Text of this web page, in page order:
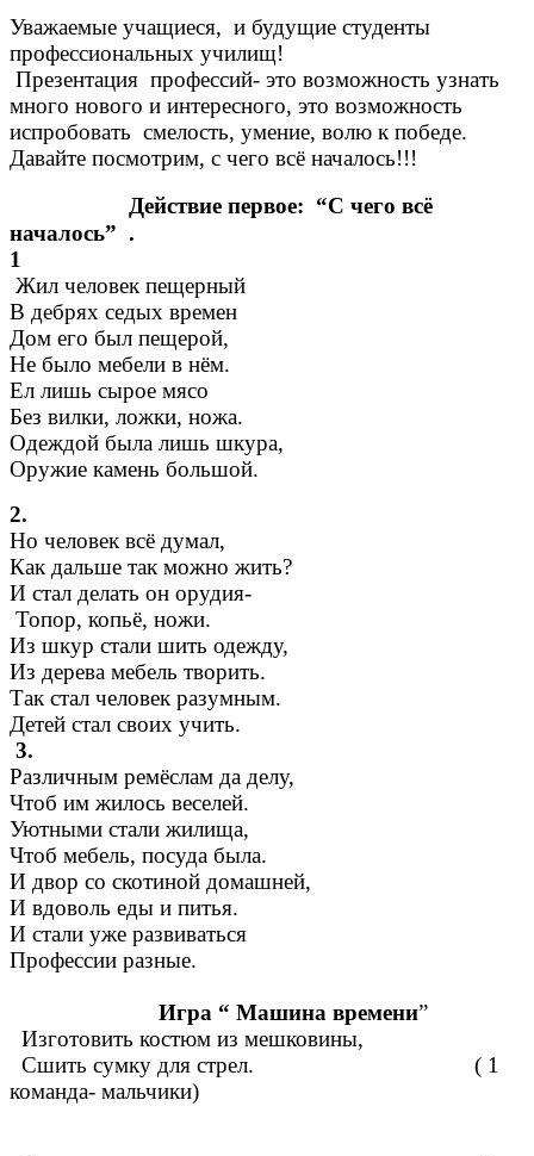
Уважаемые учащиеся, и будущие студенты
профессиональных училищ!
Презентация профессий- это возможность узнать
много нового и интересного, это возможность
испробовать смелость, умение, волю к победе.
Давайте посмотрим, с чего всё началось!!!
Действие первое: “С чего всё
началось” .
1
Жил человек пещерный
В дебрях седых времен
Дом его был пещерой,
Не было мебели в нём.
Ел лишь сырое мясо
Без вилки, ложки, ножа.
Одеждой была лишь шкура,
Оружие камень большой.
2.
Но человек всё думал,
Как дальше так можно жить?
И стал делать он орудия-
Топор, копьё, ножи.
Из шкур стали шить одежду,
Из дерева мебель творить.
Так стал человек разумным.
Детей стал своих учить.
3.
Различным ремёслам да делу,
Чтоб им жилось веселей.
Уютными стали жилища,
Чтоб мебель, посуда была.
И двор со скотиной домашней,
И вдоволь еды и питья.
И стали уже развиваться
Профессии разные.
Игра “ Машина времени”
Изготовить костюм из мешковины,
Сшить сумку для стрел. ( 1
команда- мальчики)